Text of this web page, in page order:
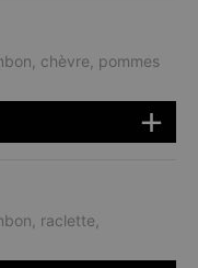
chèvre, pommes
raclette,